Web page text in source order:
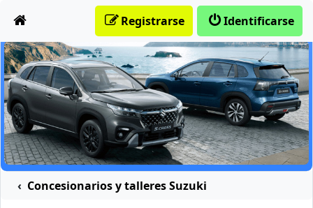
Identificarse
Registrarse
Concesionarios y talleres Suzuki